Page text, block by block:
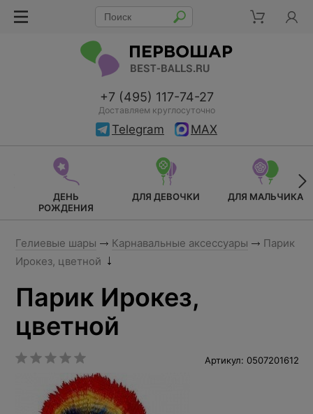
+7 (495) 117-74-27
Доставляем круглосуточно
Telegram MAX
ДЕНЬ
РОЖДЕНИЯ
ДЛЯ ДЕВОЧКИ ДЛЯ МАЛЬЧИКА
Гелиевые шары Карнавальные аксессуары
Парик
Ирокез, цветной
Парик Ирокез,
цветной
Артикул: 0507201612